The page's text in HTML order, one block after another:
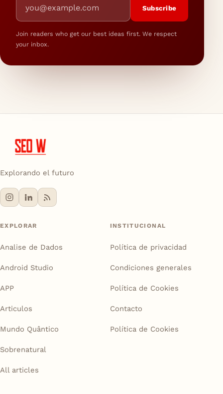
Subscribe
Join readers who get our best ideas first. We respect
your inbox.
Explorando el futuro
EXPLORAR
Analise de Dados
Android Studio
APP
Articulos
Mundo Quântico
Sobrenatural
All articles
INSTITUCIONAL
Política de privacidad
Condiciones generales
Política de Cookies
Contacto
Política de Cookies